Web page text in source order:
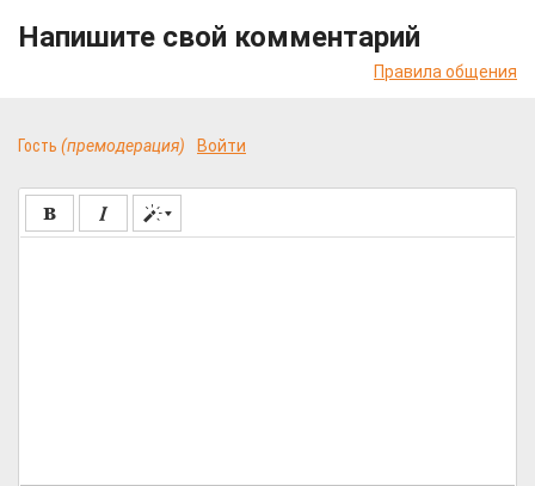
Напишите свой комментарий
Правила общения
Гость (премодерация) Войти